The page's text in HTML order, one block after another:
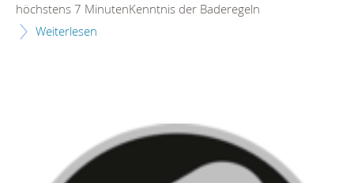
höchstens 7 MinutenKenntnis der Baderegeln
Weiterlesen